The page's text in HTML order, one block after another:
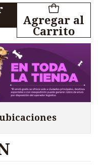
Agregar al
Carrito